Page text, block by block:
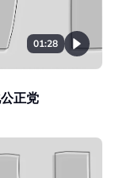
01:28
正党